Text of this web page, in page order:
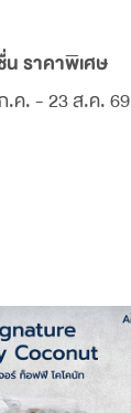
ราคาพิเศษ
.ค. - 23 ส.ค. 69